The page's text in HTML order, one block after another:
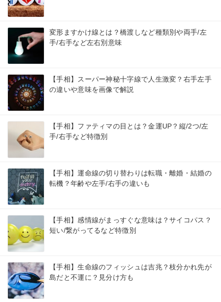
変形ますかけ線とは？橋渡しなど種類別や両手/左
手/右手など左右別意味
【手相】スーパー神秘十字線で人生激変？右手左手
の違いや意味を画像で解説
【手相】ファティマの目とは？金運UP？縦/2つ/左
手/右手など特徴別
【手相】運命線の切り替わりは転職・離婚・結婚の
転機？年齢や左手/右手の違いも
【手相】感情線がまっすぐな意味は？サイコパス？
短い/繋がってるなど特徴別
【手相】生命線のフィッシュは吉兆？枝分かれ先が
島だと不運に？見分け方も